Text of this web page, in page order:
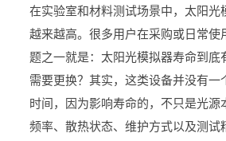
在实验室和材料测试场景中，太阳光
越来越高。很多用户在采购或日常使
题之一就是：太阳光模拟器寿命到底
需要更换？其实，这类设备并没有一
时间，因为影响寿命的，不只是光源
频率、散热状态、维护方式以及测试